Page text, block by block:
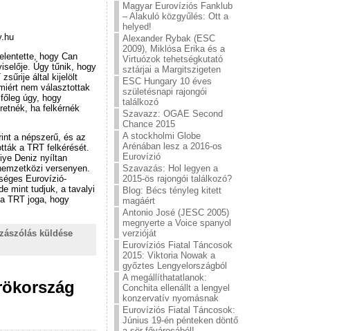
hogy Can
Úgy tűnik, hogy
zsűrije által kijelölt
nem választottak
úgy, hogy
ha felkérnék
a népszerű, és az
a TRT felkérését.
Deniz nyíltan
versenyen.
Eurovízió-
mint tudjuk, a tavalyi
TRT joga, hogy
küldése
Magyar Eurovíziós Fanklub
– Alakuló közgyűlés: Ott a
helyed!
Alexander Rybak (ESC
2009), Miklósa Erika és a
Virtuózok tehetségkutató
sztárjai a Margitszigeten
ESC Hungary 10 éves
születésnapi rajongói
találkozó
Szavazz: OGAE Second
Chance 2015
A stockholmi Globe
Arénában lesz a 2016-os
Eurovízió
Szavazás: Hol legyen a
2015-ös rajongói találkozó?
Blog: Bécs tényleg kitett
magáért
Antonio José (JESC 2005)
megnyerte a Voice spanyol
verzióját
Eurovíziós Fiatal Táncosok
2015: Viktoria Nowak a
győztes Lengyelországból
A megállíthatatlanok:
Conchita ellenállt a lengyel
konzervatív nyomásnak
Eurovíziós Fiatal Táncosok:
Június 19-én pénteken döntő